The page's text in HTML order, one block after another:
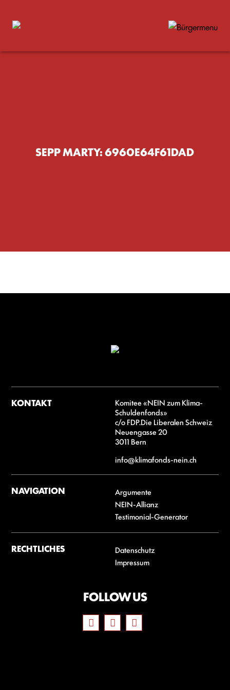
SEPP MARTY: 6960E64F61DAD
KONTAKT
Komitee «NEIN zum Klima-
Schuldenfonds»
c/o FDP.Die Liberalen Schweiz
Neuengasse 20
3011 Bern
info@klimafonds-nein.ch
NAVIGATION
Argumente
NEIN-Allianz
Testimonial-Generator
RECHTLICHES
Datenschutz
Impressum
FOLLOW US